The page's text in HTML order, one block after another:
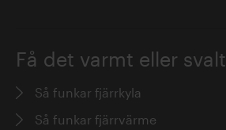
Få det varmt eller svalt
Så funkar fjärrkyla
Så funkar fjärrvärme